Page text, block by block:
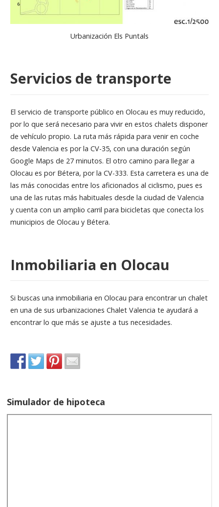
Urbanización Els Puntals
Servicios de transporte
El servicio de transporte público en Olocau es muy reducido,
por lo que será necesario para vivir en estos chalets disponer
de vehículo propio. La ruta más rápida para venir en coche
desde Valencia es por la CV-35, con una duración según
Google Maps de 27 minutos. El otro camino para llegar a
Olocau es por Bétera, por la CV-333. Esta carretera es una de
las más conocidas entre los aficionados al ciclismo, pues es
una de las rutas más habituales desde la ciudad de Valencia
y cuenta con un amplio carril para bicicletas que conecta los
municipios de Olocau y Bétera.
Inmobiliaria en Olocau
Si buscas una inmobiliaria en Olocau para encontrar un chalet
en una de sus urbanizaciones Chalet Valencia te ayudará a
encontrar lo que más se ajuste a tus necesidades.
Simulador de hipoteca